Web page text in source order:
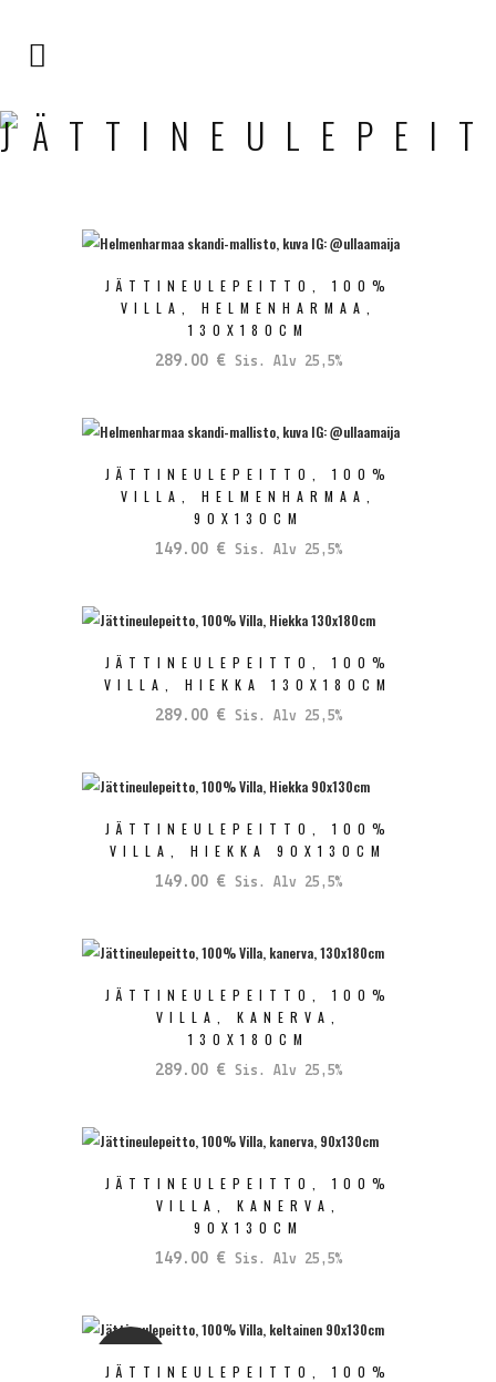
JÄTTINEULEPEITTO, 100%
VILLA, HELMENHARMAA,
130X180CM
289.00 € Sis. Alv 25,5%
JÄTTINEULEPEITTO, 100%
VILLA, HELMENHARMAA,
90X130CM
149.00 € Sis. Alv 25,5%
JÄTTINEULEPEITTO, 100%
VILLA, HIEKKA 130X180CM
289.00 € Sis. Alv 25,5%
JÄTTINEULEPEITTO, 100%
VILLA, HIEKKA 90X130CM
149.00 € Sis. Alv 25,5%
JÄTTINEULEPEITTO, 100%
VILLA, KANERVA,
130X180CM
289.00 € Sis. Alv 25,5%
JÄTTINEULEPEITTO, 100%
VILLA, KANERVA,
90X130CM
149.00 € Sis. Alv 25,5%
SALE
JÄTTINEULEPEITTO, 100%